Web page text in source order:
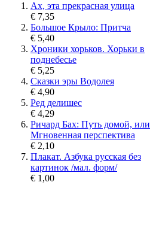
Ах, эта прекрасная улица
€ 7,35
Большое Крыло: Притча
€ 5,40
Хроники хорьков. Хорьки в
поднебесье
€ 5,25
Сказки эры Водолея
€ 4,90
Ред делишес
€ 4,29
Ричард Бах: Путь домой, или
Мгновенная перспектива
€ 2,10
Плакат. Азбука русская без
картинок /мал. форм/
€ 1,00